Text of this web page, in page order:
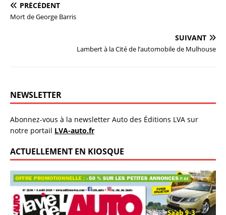
PRÉCÉDENT
Mort de George Barris
SUIVANT
Lambert à la Cité de l’automobile de Mulhouse
NEWSLETTER
Abonnez-vous à la newsletter Auto des Éditions LVA sur
notre portail LVA-auto.fr
ACTUELLEMENT EN KIOSQUE